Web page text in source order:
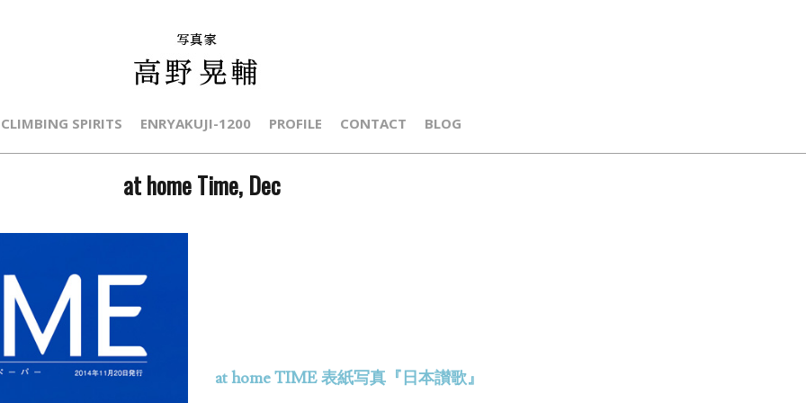
CLIMBING SPIRITS ENRYAKUJI-1200 PROFILE CONTACT BLOG
at home Time, Dec
at home TIME 表紙写真『日本讃歌』